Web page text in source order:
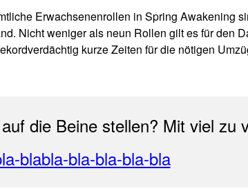
Erwachsenenrollen in Spring Awakening
Nicht weniger als neun Rollen gilt es für den
kurze Zeiten für die nötigen
die Beine stellen? Mit viel zu
blabla-bla-bla-bla-bla